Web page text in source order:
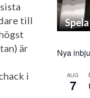
till
är
i
Nya
AUG
7